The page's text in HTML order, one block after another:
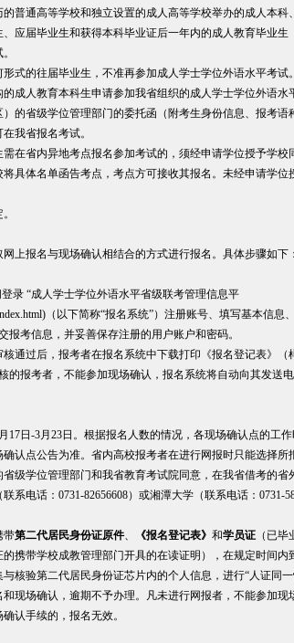
的普通高等学校和独立设置的成人高等学校举办的成人本科
应届毕业生和获得本科毕业证后一年内的成人教育毕业生
式的往届毕业生，不准再参加成人学士学位外语水平考试。
的成人教育本科生申请参加我省组织的成人学士学位外语水
的省级学位管理部门的委托函（附考生身份信息、报考语
我省报名考试。
需在省内异地考点报名参加考试的，须经申请学位授予学校
具体名单函告考点，考点方可接收其报名。未经申请学位
上报名与现场确认相结合的方式进行报名。具体步骤如下：
录 “成人学士学位外语水平省级联考管理信息平
index.html)（以下简称“报名系统”）注册账号、填写基本信息
报考信息，并妥善保存注册的用户账户和密码。
通过后，报考者在报名系统中下载打印《报名登记表》（
的报考者，不能参加现场确认，报名系统将自动向其发送
17日-3月23日。根据报名人数的情况，各现场确认点的工
认点公告为准。省内高校报考者在进行网报时只能选择所
级学位管理部门和我省教育考试院同意，在我省借考的省
系电话：0731-82656608）或湘潭大学（联系电话：0731-
带第二代居民身份证原件、 《报名登记表》 和学员证（已毕
携带学校成教管理部门开具的在读证明），在规定时间内
核验第二代居民身份证芯片内的个人信息，进行“人证同一
现场确认，逾期不予办理。凡未进行网报者，不能参加现
认手续的，报名无效。